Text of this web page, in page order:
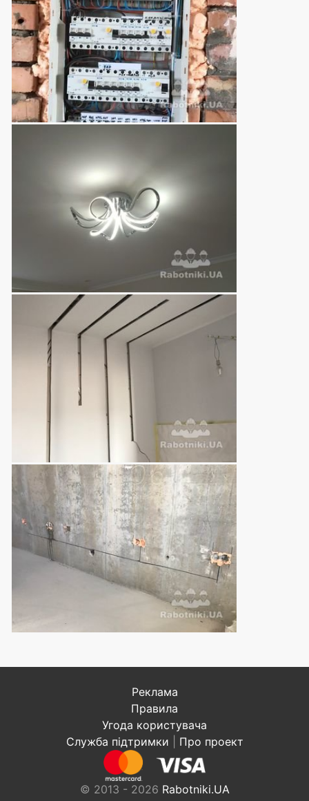
Реклама
Правила
Угода користувача
Служба підтримки
Про проект
© 2013 - 2026 Rabotniki.UA